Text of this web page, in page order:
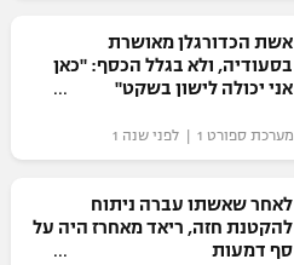
אשת הכדורגלן מאושרת
בסעודיה, ולא בגלל הכסף: "כאן
אני יכולה לישון בשקט"
מערכת ספורט 1 | לפני שנה 1
לאחר שאשתו עברה ניתוח
להקטנת חזה, ריאד מאחרז היה על
סף דמעות